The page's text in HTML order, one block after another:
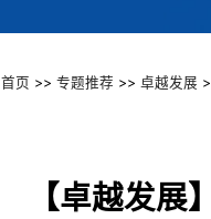
首页 >> 专题推荐 >> 卓越发展
【卓越发